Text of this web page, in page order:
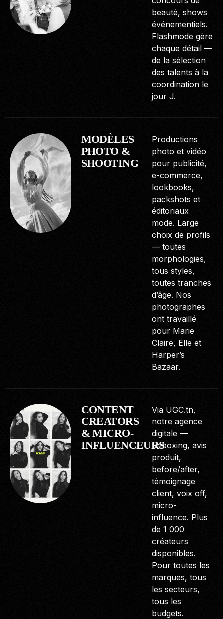
beauté, shows
événementiels.
Flashmode gère
chaque détail —
de la sélection
des talents à la
coordination le
jour J.
MODÈLES
PHOTO &
SHOOTING
Productions
photo et vidéo
pour publicité,
e-commerce,
lookbooks,
packshots et
éditoriaux
mode. Large
choix de profils
— toutes
morphologies,
tous styles,
toutes tranches
d’âge. Nos
photographes
ont travaillé
pour Marie
Claire, Elle et
Harper’s
Bazaar.
CONTENT
CREATORS
& MICRO-
INFLUENCEURS
Via UGC.tn,
notre agence
digitale —
unboxing, avis
produit,
before/after,
témoignage
client, voix off,
micro-
influence. Plus
de 1 000
créateurs
disponibles.
Pour toutes les
marques, tous
les secteurs,
tous les
budgets.